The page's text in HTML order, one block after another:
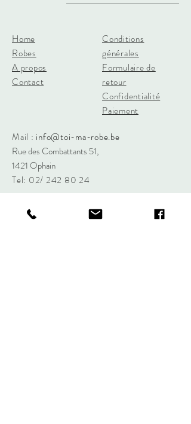
Home
Robes
A propos
Contact
Conditions
générales
Formulaire de
retour
Confidentialité
Paiement
Mail : info@toi-ma-robe.be
Rue des Combattants 51,
1421 Ophain
Tel: 02/ 242 80 24